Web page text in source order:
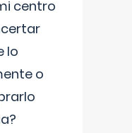
centro
lo
o